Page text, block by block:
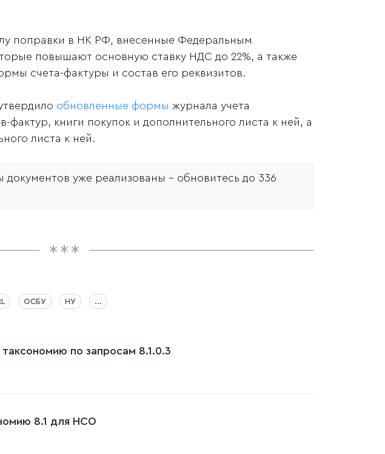
поправки в НК РФ, внесенные Федеральным
повышают основную ставку НДС до 22%, а также
счета-фактуры и состав его реквизитов.
обновленные формы журнала учета
фактур, книги покупок и дополнительного листа к ней, а
листа к ней.
уже реализованы - обновитесь до 336
ОСБУ НУ ...
по запросам 8.1.0.3
8.1 для НСО